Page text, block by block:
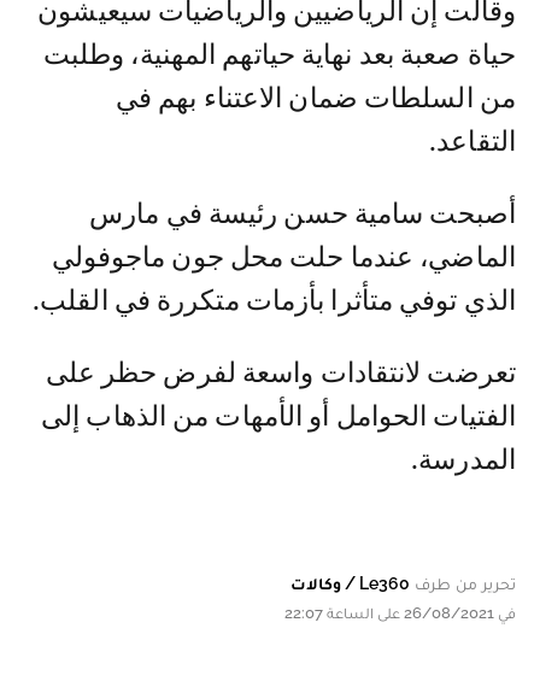
وقالت إن الرياضيين والرياضيات سيعيشون
حياة صعبة بعد نهاية حياتهم المهنية، وطلبت
من السلطات ضمان الاعتناء بهم في
التقاعد.
أصبحت سامية حسن رئيسة في مارس
الماضي، عندما حلت محل جون ماجوفولي
الذي توفي متأثرا بأزمات متكررة في القلب.
تعرضت لانتقادات واسعة لفرض حظر على
الفتيات الحوامل أو الأمهات من الذهاب إلى
المدرسة.
تحرير من طرف Le360 / وكالات
في 26/08/2021 على الساعة 22:07